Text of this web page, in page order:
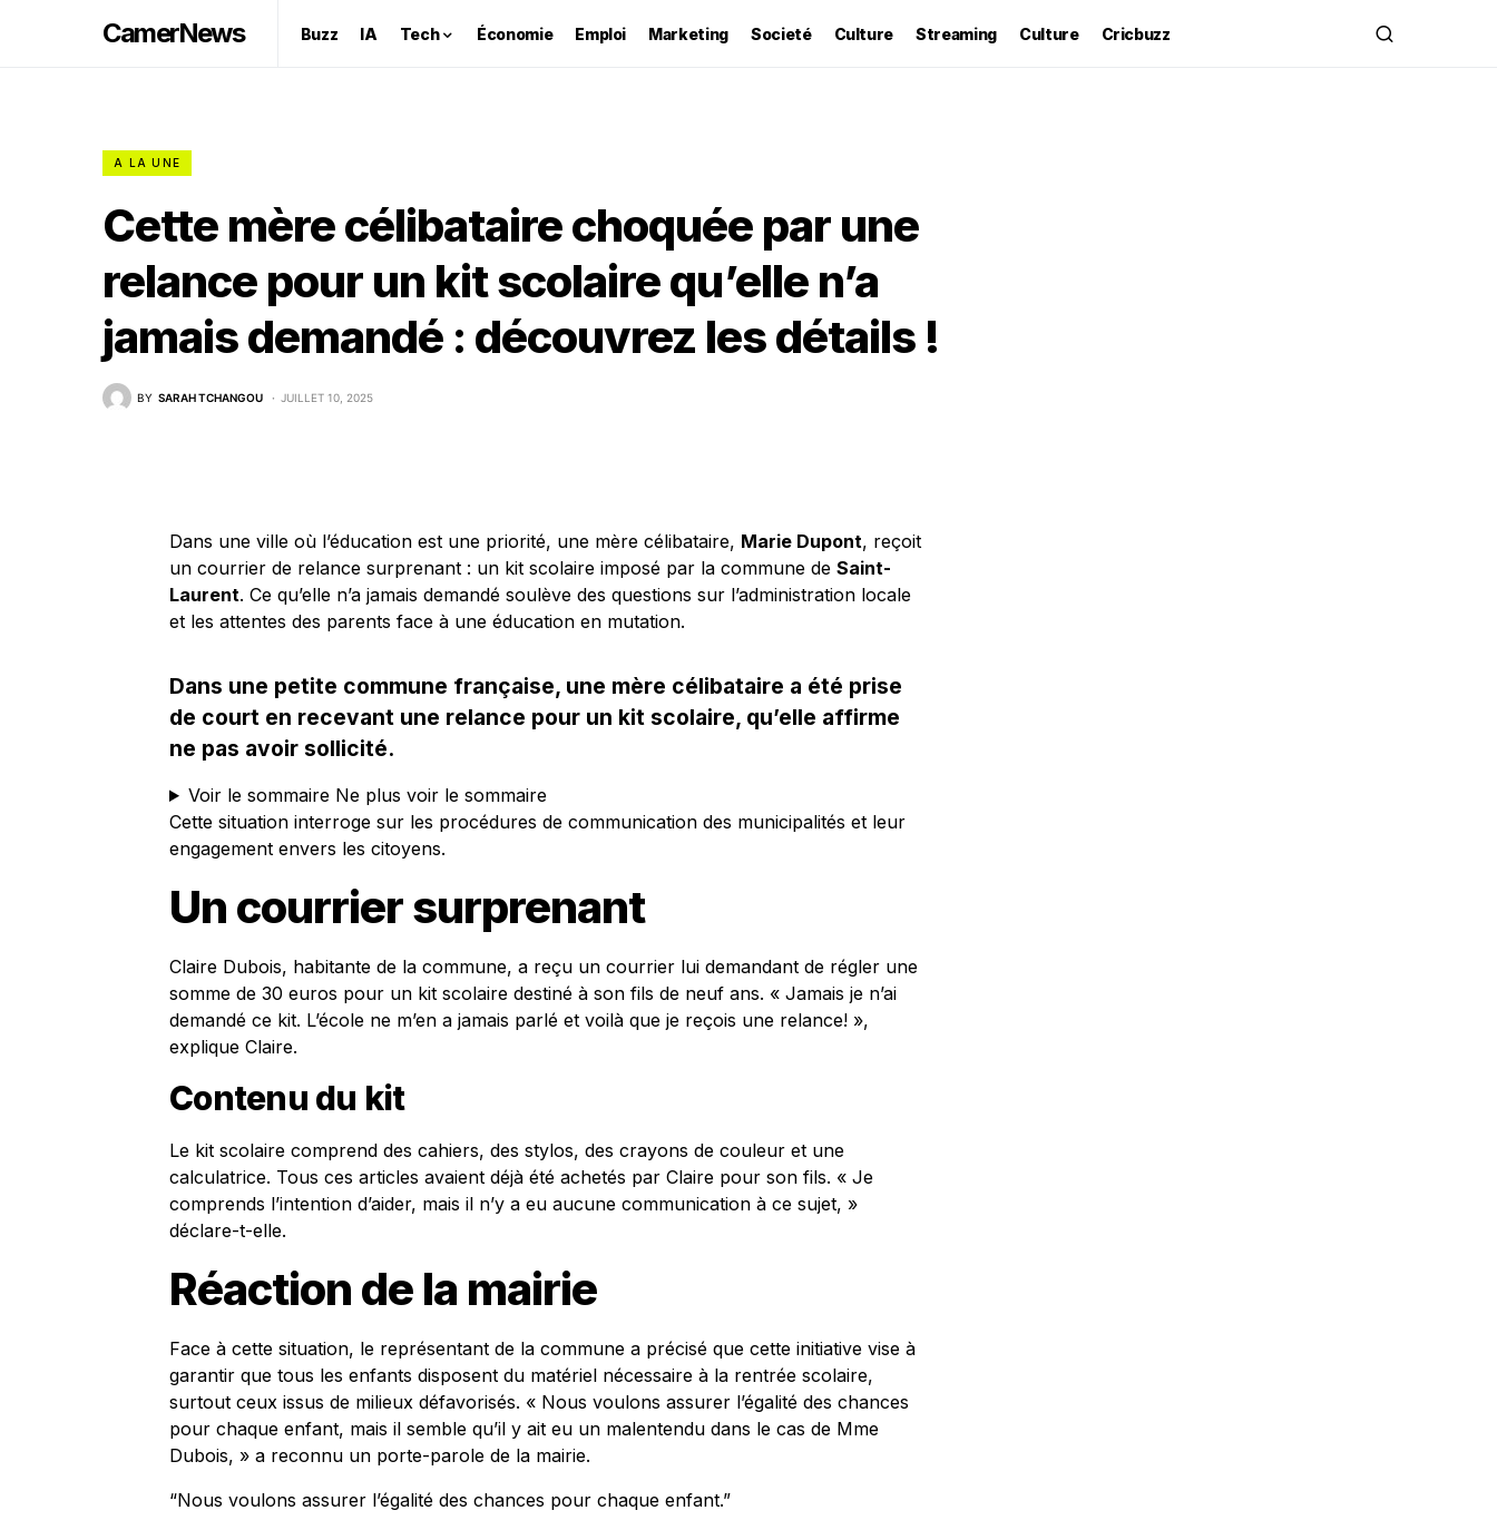
CamerNews Buzz IA Tech Économie Emploi Marketing Societé Culture Streaming Culture Cricbuzz
A LA UNE
Cette mère célibataire choquée par une
relance pour un kit scolaire qu’elle n’a
jamais demandé : découvrez les détails !
BY SARAH TCHANGOU JUILLET 10, 2025
Dans une ville où l’éducation est une priorité, une mère célibataire, Marie Dupont, reçoit
un courrier de relance surprenant : un kit scolaire imposé par la commune de Saint-
Laurent. Ce qu’elle n’a jamais demandé soulève des questions sur l’administration locale
et les attentes des parents face à une éducation en mutation.
Dans une petite commune française, une mère célibataire a été prise
de court en recevant une relance pour un kit scolaire, qu’elle affirme
ne pas avoir sollicité.
Voir le sommaire Ne plus voir le sommaire
Cette situation interroge sur les procédures de communication des municipalités et leur
engagement envers les citoyens.
Un courrier surprenant
Claire Dubois, habitante de la commune, a reçu un courrier lui demandant de régler une
somme de 30 euros pour un kit scolaire destiné à son fils de neuf ans. « Jamais je n’ai
demandé ce kit. L’école ne m’en a jamais parlé et voilà que je reçois une relance! »,
explique Claire.
Contenu du kit
Le kit scolaire comprend des cahiers, des stylos, des crayons de couleur et une
calculatrice. Tous ces articles avaient déjà été achetés par Claire pour son fils. « Je
comprends l’intention d’aider, mais il n’y a eu aucune communication à ce sujet, »
déclare-t-elle.
Réaction de la mairie
Face à cette situation, le représentant de la commune a précisé que cette initiative vise à
garantir que tous les enfants disposent du matériel nécessaire à la rentrée scolaire,
surtout ceux issus de milieux défavorisés. « Nous voulons assurer l’égalité des chances
pour chaque enfant, mais il semble qu’il y ait eu un malentendu dans le cas de Mme
Dubois, » a reconnu un porte-parole de la mairie.
“Nous voulons assurer l’égalité des chances pour chaque enfant.”